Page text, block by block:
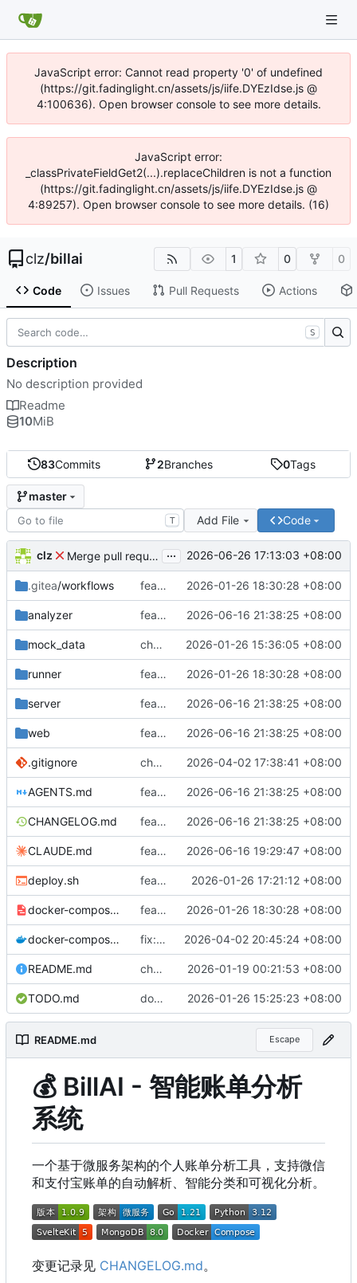
JavaScript error: Cannot read property '0' of undefined
(https://git.fadinglight.cn/assets/js/iife.DYEzIdse.js @
4:100636). Open browser console to see more details.
JavaScript error:
_classPrivateFieldGet2(...).replaceChildren is not a function
(https://git.fadinglight.cn/assets/js/iife.DYEzIdse.js @
4:89257). Open browser console to see more details. (16)
clz/billai 1 0 0
Code Issues Pull Requests Actions
83Commits 2Branches 0Tags
master
T Add File Code
clz Merge pull request 'feat: implement WeChat cross-batch refund reconciliation and fix misc issues' ( ... 2026-06-26 17:13:03 +08:00
.gitea/workflows feat: 改用 Docker 模式运行 Gitea Actions 2026-01-26 18:30:28 +08:00
analyzer feat: implement WeChat cross-batch refund reconciliation and fix misc issues 2026-06-16 21:38:25 +08:00
mock_data chore: release v1.3.0 - 京东账单支持 2026-01-26 15:36:05 +08:00
runner feat: 改用 Docker 模式运行 Gitea Actions 2026-01-26 18:30:28 +08:00
server feat: implement WeChat cross-batch refund reconciliation and fix misc issues 2026-06-16 21:38:25 +08:00
web feat: implement WeChat cross-batch refund reconciliation and fix misc issues 2026-06-16 21:38:25 +08:00
.gitignore chore: add server/server build artifact to gitignore 2026-04-02 17:38:41 +08:00
AGENTS.md feat: implement WeChat cross-batch refund reconciliation and fix misc issues 2026-06-16 21:38:25 +08:00
CHANGELOG.md feat: implement WeChat cross-batch refund reconciliation and fix misc issues 2026-06-16 21:38:25 +08:00
CLAUDE.md feat: implement cross-batch Alipay refund reconciliation 2026-06-16 19:29:47 +08:00
deploy.sh feat: 添加 Gitea Actions 自动部署功能 2026-01-26 17:21:12 +08:00
docker-compose.runner.yaml feat: 改用 Docker 模式运行 Gitea Actions 2026-01-26 18:30:28 +08:00
docker-compose.yaml fix: resolve CHANGELOG.md path issue for Docker deployment 2026-04-02 20:45:24 +08:00
README.md chore(release): v1.0.9 移除 Webhook 自动部署功能 2026-01-19 00:21:53 +08:00
TODO.md docs: add gitea webhook deploy plan 2026-01-26 15:25:23 +08:00
README.md Escape
💰 BillAI - 智能账单分析
系统
一个基于微服务架构的个人账单分析工具，支持微信
和支付宝账单的自动解析、智能分类和可视化分析。
变更记录见 CHANGELOG.md。
S
Description
No description provided
Readme
10MiB